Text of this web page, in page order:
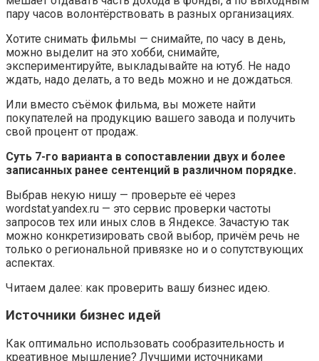
пару часов волонтёрствовать в разных организациях.
Хотите снимать фильмы — снимайте, по часу в день,
можно выделит на это хобби, снимайте,
экспериментируйте, выкладывайте на ютуб. Не надо
ждать, надо делать, а то ведь можно и не дождаться.
Или вместо съёмок фильма, вы можете найти
покупателей на продукцию вашего завода и получить
свой процент от продаж.
Суть 7-го варианта в сопоставлении двух и более
записанных ранее сентенций в различном порядке.
Выбрав некую нишу — проверьте её через
wordstat.yandex.ru — это сервис проверки частоты
запросов тех или иных слов в Яндексе. Зачастую так
можно конкретизировать свой выбор, причём речь не
только о региональной привязке но и о сопутствующих
аспектах.
Читаем далее: как проверить вашу бизнес идею.
Источники бизнес идей
Как оптимально использовать сообразительность и
креативное мышление? Лучшими источниками